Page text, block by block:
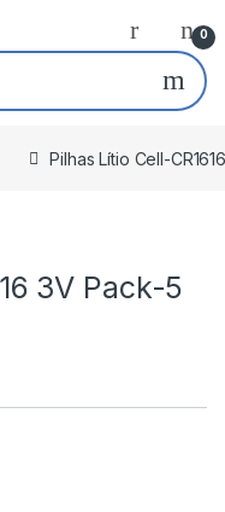
0
Pilhas Lítio Cell-
3V Pack-5